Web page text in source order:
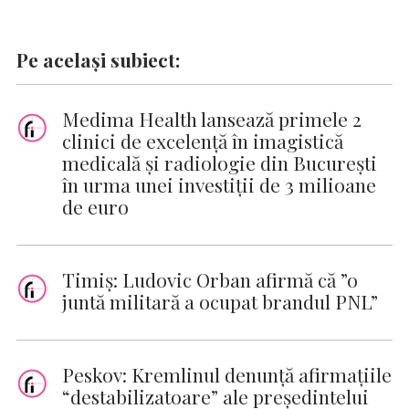
Pe același subiect:
Medima Health lansează primele 2
clinici de excelență în imagistică
medicală și radiologie din București
în urma unei investiții de 3 milioane
de euro
Timiş: Ludovic Orban afirmă că ”o
juntă militară a ocupat brandul PNL”
Peskov: Kremlinul denunţă afirmaţiile
“destabilizatoare” ale preşedintelui